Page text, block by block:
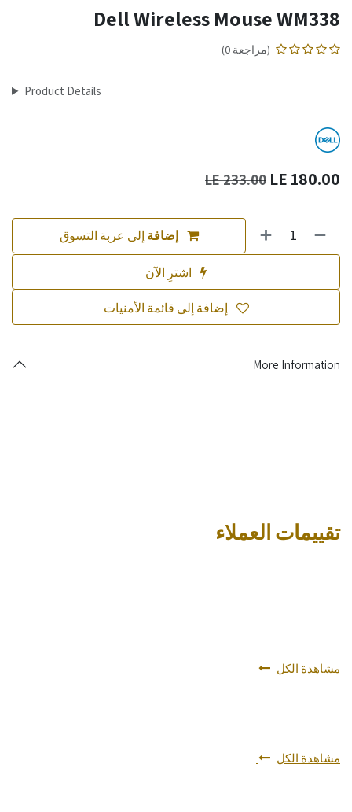
Dell Wireless Mouse WM338
(مراجعة 0)
Product Details
180.00
233.00
LE
إضافة إلى عربة التسوق
إضافة إلى قائمة الأمنيات
More Information
تقييمات العملاء
مشاهدة الكل
مشاهدة الكل